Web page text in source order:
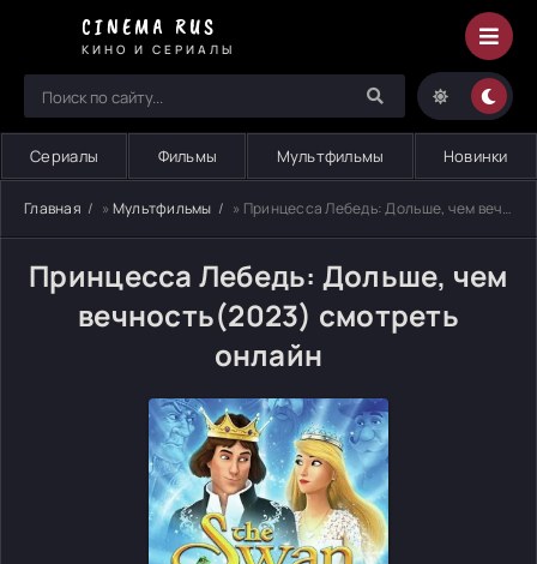
CINEMA RUS
КИНО И СЕРИАЛЫ
Сериалы Фильмы Мультфильмы Новинки
Главная » Мультфильмы » Принцесса Лебедь: Дольше, чем вечность
Принцесса Лебедь: Дольше, чем
вечность(2023) смотреть
онлайн